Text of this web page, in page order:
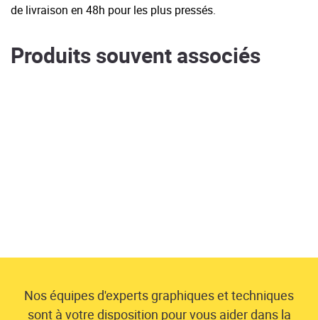
de livraison en 48h pour les plus pressés.
Produits souvent associés
Nos équipes d'experts graphiques et techniques
sont à votre disposition pour vous aider dans la